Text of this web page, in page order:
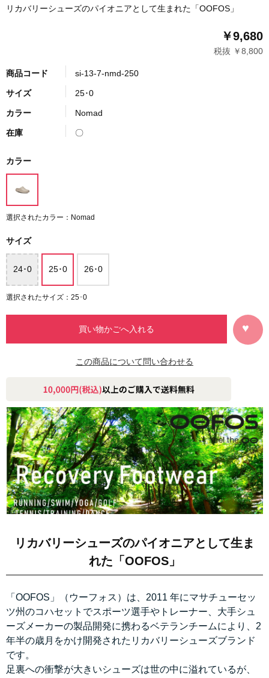
リカバリーシューズのパイオニアとして生まれた「OOFOS」
￥9,680
税抜 ￥8,800
商品コード si-13-7-nmd-250
サイズ 25･0
カラー Nomad
在庫 〇
カラー
選択されたカラー：Nomad
サイズ
24･0 25･0 26･0
選択されたサイズ：25･0
この商品について問い合わせる
リカバリーシューズのパイオニアとして生ま
れた「OOFOS」
「OOFOS」（ウーフォス）は、2011 年にマサチューセッ
ツ州のコハセットでスポーツ選手やトレーナー、大手シュ
ーズメーカーの製品開発に携わるベテランチームにより、2
年半の歳月をかけ開発されたリカバリーシューズブランド
です。
足裏への衝撃が大きいシューズは世の中に溢れているが、